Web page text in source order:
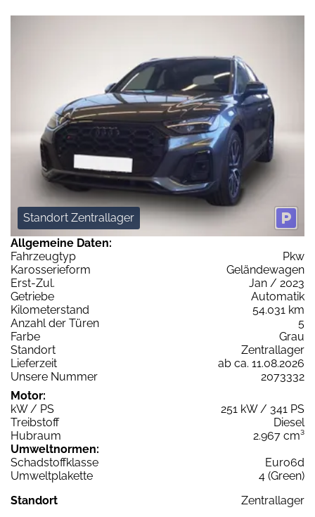
Standort Zentrallager
Allgemeine Daten:
Fahrzeugtyp
Pkw
Karosserieform
Geländewagen
Erst-Zul.
Jan / 2023
Getriebe
Automatik
Kilometerstand
54.031 km
Anzahl der Türen
5
Farbe
Grau
Standort
Zentrallager
Lieferzeit
ab ca. 11.08.2026
Unsere Nummer
2073332
Motor:
kW / PS
251 kW / 341 PS
Treibstoff
Diesel
Hubraum
2.967 cm³
Umweltnormen:
Schadstoffklasse
Euro6d
Umweltplakette
4 (Green)
Standort
Zentrallager